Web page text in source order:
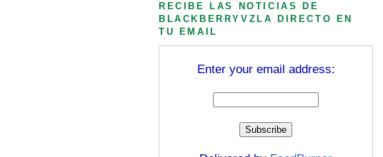
RECIBE LAS NOTICIAS DE
BLACKBERRYVZLA DIRECTO EN
TU EMAIL
Enter your email address: